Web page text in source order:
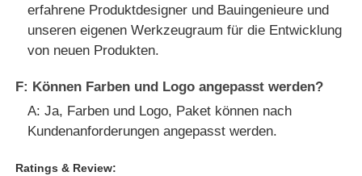
erfahrene Produktdesigner und Bauingenieure und
unseren eigenen Werkzeugraum für die Entwicklung
von neuen Produkten.
F: Können Farben und Logo angepasst werden?
A: Ja, Farben und Logo, Paket können nach
Kundenanforderungen angepasst werden.
Ratings & Review: